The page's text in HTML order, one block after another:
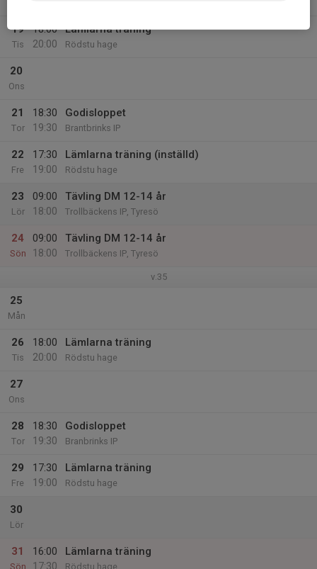
19
Tis
18:00
20:00
Lämlarna träning
Rödstu hage
20
Ons
21
Tor
18:30
19:30
Godisloppet
Brantbrinks IP
22
Fre
17:30
19:00
Lämlarna träning (inställd)
Rödstu hage
23
Lör
09:00
18:00
Tävling DM 12-14 år
Trollbäckens IP, Tyresö
24
Sön
09:00
18:00
Tävling DM 12-14 år
Trollbäckens IP, Tyresö
v.35
25
Mån
26
Tis
18:00
20:00
Lämlarna träning
Rödstu hage
27
Ons
28
Tor
18:30
19:30
Godisloppet
Branbrinks IP
29
Fre
17:30
19:00
Lämlarna träning
Rödstu hage
30
Lör
31
Sön
16:00
17:30
Lämlarna träning
Rödstu hage